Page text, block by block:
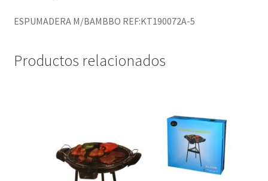
ESPUMADERA M/BAMBBO REF:KT190072A-5
Productos relacionados